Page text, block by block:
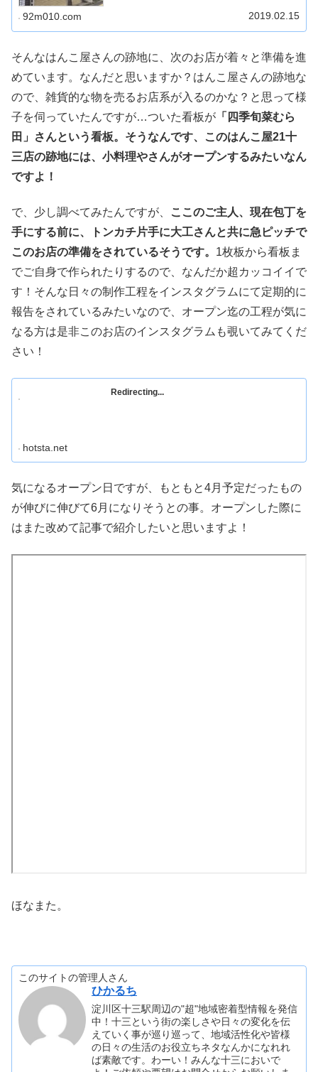
92m010.com 2019.02.15
そんなはんこ屋さんの跡地に、次のお店が着々と準備を進
めています。なんだと思いますか？はんこ屋さんの跡地な
ので、雑貨的な物を売るお店系が入るのかな？と思って様
子を伺っていたんですが…ついた看板が 「四季旬菜むら
田」さんという看板。そうなんです、このはんこ屋21十
三店の跡地には、小料理やさんがオープンするみたいなん
ですよ！
で、少し調べてみたんですが、
ここのご主人、現在包丁を
手にする前に、トンカチ片手に大工さんと共に急ピッチで
このお店の準備をされているそうです。 1枚板から看板ま
でご自身で作られたりするので、なんだか超カッコイイで
す！そんな日々の制作工程をインスタグラムにて定期的に
報告をされているみたいなので、オープン迄の工程が気に
なる方は是非このお店のインスタグラムも覗いてみてくだ
さい！
Redirecting...
hotsta.net
気になるオープン日ですが、もともと4月予定だったもの
が伸びに伸びて6月になりそうとの事。オープンした際に
はまた改めて記事で紹介したいと思いますよ！
ほなまた。
このサイトの管理人さん
ひかるち
淀川区十三駅周辺の"超"地域密着型情報を発信
中！十三という街の楽しさや日々の変化を伝
えていく事が巡り巡って、地域活性化や皆様
の日々の生活のお役立ちネタなんかになれれ
ば素敵です。わーい！みんな十三においで